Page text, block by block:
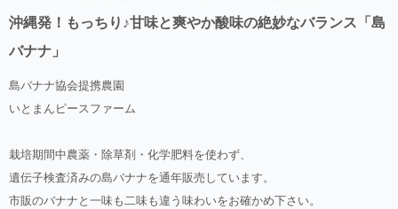
沖縄発！もっちり♪甘味と爽やか酸味の絶妙なバランス「島
バナナ」
島バナナ協会提携農園
いとまんピースファーム
栽培期間中農薬・除草剤・化学肥料を使わず、
遺伝子検査済みの島バナナを通年販売しています。
市販のバナナと一味も二味も違う味わいをお確かめ下さい。